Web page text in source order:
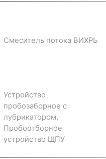
Смеситель потока ВИХРЬ
Устройство
пробозаборное с
лубрикатором,
Пробоотборное
устройство ЩПУ